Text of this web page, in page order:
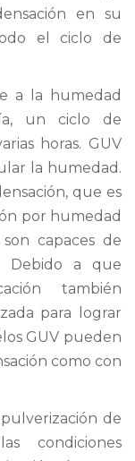
en su
el ciclo de
a la humedad
un ciclo de
horas. GUV
la humedad.
que es
por humedad
capaces de
Debido a que
también
para lograr
GUV pueden
como con
de
condiciones